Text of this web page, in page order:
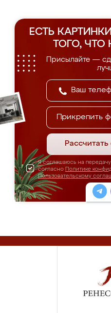
ЕСТЬ
ТОГО, ЧТО
Присылайте —
Прикрепить
Я соглашаюсь на
согласно Политике
Пользовательскому